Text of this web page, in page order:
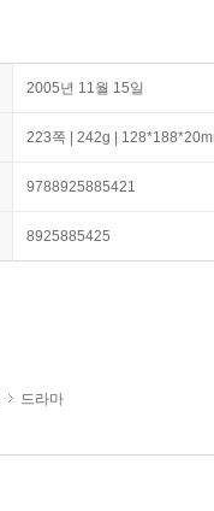
2005년 11월 15일
223쪽 | 242g |
9788925885421
8925885425
드라마